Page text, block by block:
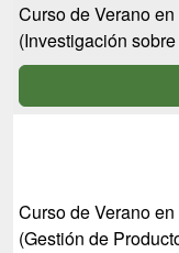
Curso de Verano
(Investigación
Curso de Verano
(Gestión de